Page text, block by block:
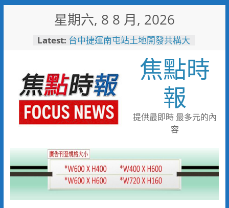
星期六, 8 8 月, 2026
Latest: 台中捷運南屯站土地開發共構大
新地標實現軌道經濟願景
警友辦事處大力相挺！岡山分局
送上「父親節」暖心祝福
守望相助的暖心守護 湖內警消
聯手破門化解獨居翁的危機
歡慶父親節！《台中通
TCPASS》APP 攜手在地名店熱
捐「300萬」助熊本震災重建
焦點時
報
提供最即時 最多元的內
容